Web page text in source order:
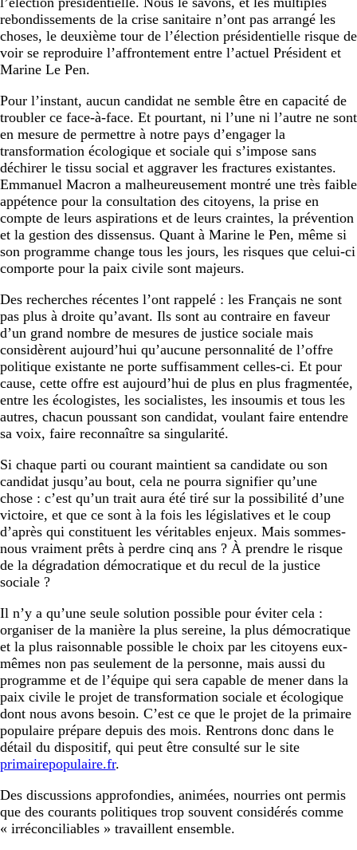
rebondissements de la crise sanitaire n’ont pas arrangé les
choses, le deuxième tour de l’élection présidentielle risque de
voir se reproduire l’affrontement entre l’actuel Président et
Marine Le Pen.
Pour l’instant, aucun candidat ne semble être en capacité de
troubler ce face-à-face. Et pourtant, ni l’une ni l’autre ne sont
en mesure de permettre à notre pays d’engager la
transformation écologique et sociale qui s’impose sans
déchirer le tissu social et aggraver les fractures existantes.
Emmanuel Macron a malheureusement montré une très faible
appétence pour la consultation des citoyens, la prise en
compte de leurs aspirations et de leurs craintes, la prévention
et la gestion des dissensus. Quant à Marine le Pen, même si
son programme change tous les jours, les risques que celui-ci
comporte pour la paix civile sont majeurs.
Des recherches récentes l’ont rappelé : les Français ne sont
pas plus à droite qu’avant. Ils sont au contraire en faveur
d’un grand nombre de mesures de justice sociale mais
considèrent aujourd’hui qu’aucune personnalité de l’offre
politique existante ne porte suffisamment celles-ci. Et pour
cause, cette offre est aujourd’hui de plus en plus fragmentée,
entre les écologistes, les socialistes, les insoumis et tous les
autres, chacun poussant son candidat, voulant faire entendre
sa voix, faire reconnaître sa singularité.
Si chaque parti ou courant maintient sa candidate ou son
candidat jusqu’au bout, cela ne pourra signifier qu’une
chose : c’est qu’un trait aura été tiré sur la possibilité d’une
victoire, et que ce sont à la fois les législatives et le coup
d’après qui constituent les véritables enjeux. Mais sommes-
nous vraiment prêts à perdre cinq ans ? À prendre le risque
de la dégradation démocratique et du recul de la justice
sociale ?
Il n’y a qu’une seule solution possible pour éviter cela :
organiser de la manière la plus sereine, la plus démocratique
et la plus raisonnable possible le choix par les citoyens eux-
mêmes non pas seulement de la personne, mais aussi du
programme et de l’équipe qui sera capable de mener dans la
paix civile le projet de transformation sociale et écologique
dont nous avons besoin. C’est ce que le projet de la primaire
populaire prépare depuis des mois. Rentrons donc dans le
détail du dispositif, qui peut être consulté sur le site
primairepopulaire.fr.
Des discussions approfondies, animées, nourries ont permis
que des courants politiques trop souvent considérés comme
« irréconciliables » travaillent ensemble.